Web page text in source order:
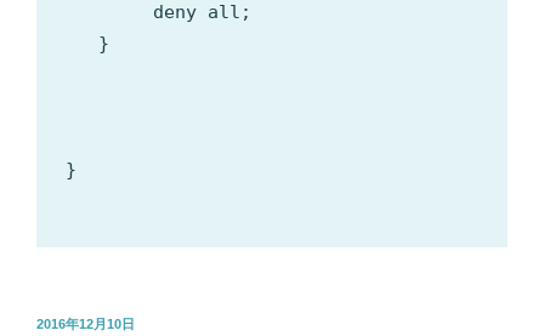
        deny all;
   }
}
投
2016年12月10日